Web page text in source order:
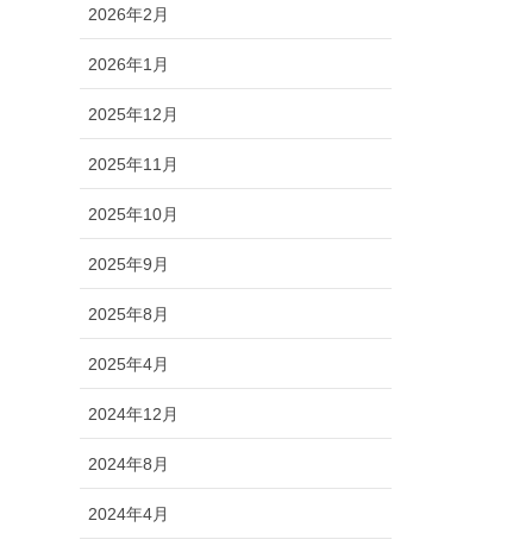
2026年2月
2026年1月
2025年12月
2025年11月
2025年10月
2025年9月
2025年8月
2025年4月
2024年12月
2024年8月
2024年4月